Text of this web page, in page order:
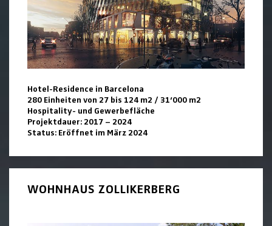
Hotel-Residence in Barcelona
280 Einheiten von 27 bis 124 m2 / 31‘000 m2
Hospitality- und Gewerbefläche
Projektdauer: 2017 – 2024
Status: Eröffnet im März 2024
WOHNHAUS ZOLLIKERBERG